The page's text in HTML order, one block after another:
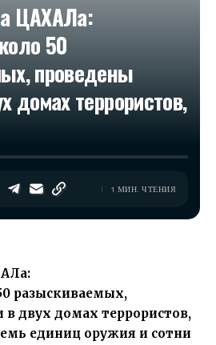
ЦАХАЛа:
50
проведены
домах террористов,
1 МИН. ЧТЕНИЯ
разыскиваемых,
двух домах террористов,
единиц оружия и сотни